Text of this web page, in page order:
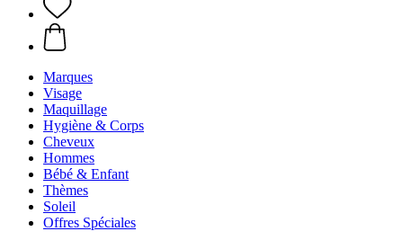
Marques
Visage
Maquillage
Hygiène & Corps
Cheveux
Hommes
Bébé & Enfant
Thèmes
Soleil
Offres Spéciales